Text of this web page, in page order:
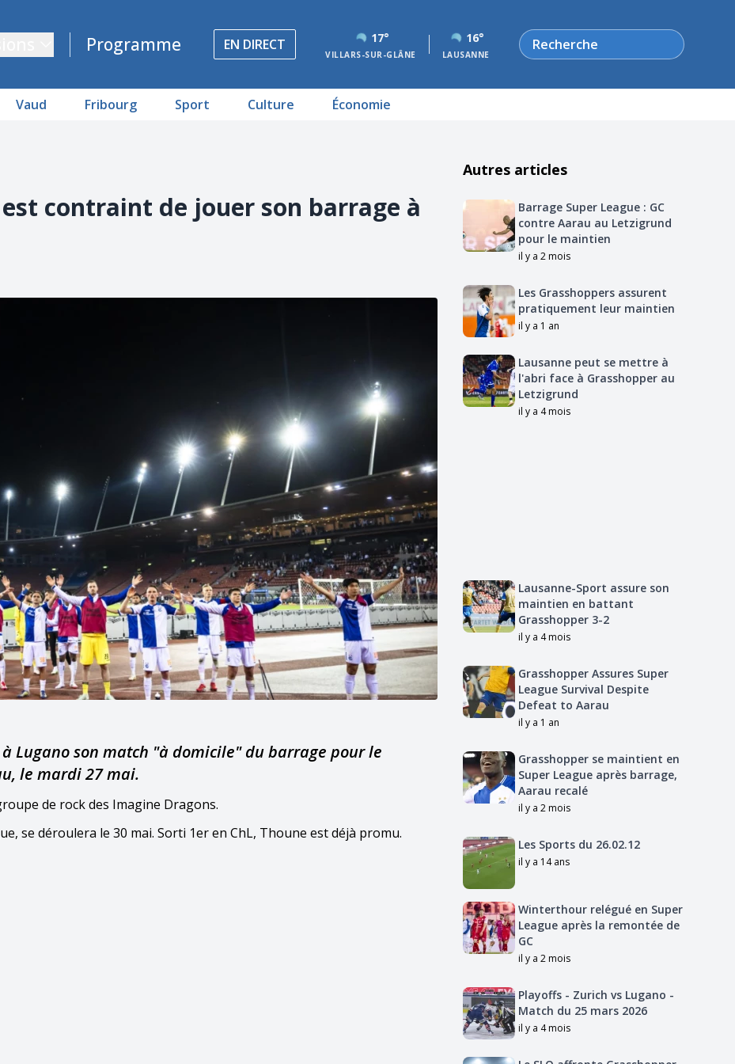
Programme EN DIRECT 17°
VILLARS-SUR-GLÂNE
16°
LAUSANNE
Rechercher
Vaud Fribourg Sport Culture Économie
contraint de jouer son barrage à
Lugano son match "à domicile" du barrage pour le
le mardi 27 mai.
de rock des Imagine Dragons.
se déroulera le 30 mai. Sorti 1er en ChL, Thoune est déjà promu.
Autres articles
Barrage Super League : GC
contre Aarau au Letzigrund
pour le maintien
il y a 2 mois
Les Grasshoppers assurent
pratiquement leur maintien
il y a 1 an
Lausanne peut se mettre à
l'abri face à Grasshopper au
Letzigrund
il y a 4 mois
Lausanne-Sport assure son
maintien en battant
Grasshopper 3-2
il y a 4 mois
Grasshopper Assures Super
League Survival Despite
Defeat to Aarau
il y a 1 an
Grasshopper se maintient en
Super League après barrage,
Aarau recalé
il y a 2 mois
Les Sports du 26.02.12
il y a 14 ans
Winterthour relégué en Super
League après la remontée de
GC
il y a 2 mois
Playoffs - Zurich vs Lugano -
Match du 25 mars 2026
il y a 4 mois